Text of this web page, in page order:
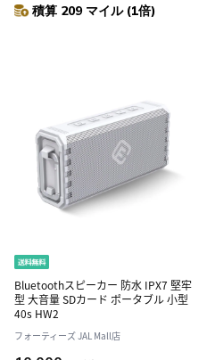
積算 209 マイル (1倍)
Bluetoothスピーカー 防水 IPX7 堅牢
型 大音量 SDカード ポータブル 小型
40s HW2
フォーティーズ JAL Mall店